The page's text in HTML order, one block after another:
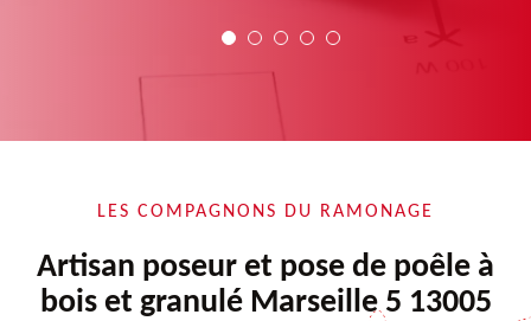
LES COMPAGNONS DU RAMONAGE
Artisan poseur et pose de poêle à
bois et granulé Marseille 5 13005